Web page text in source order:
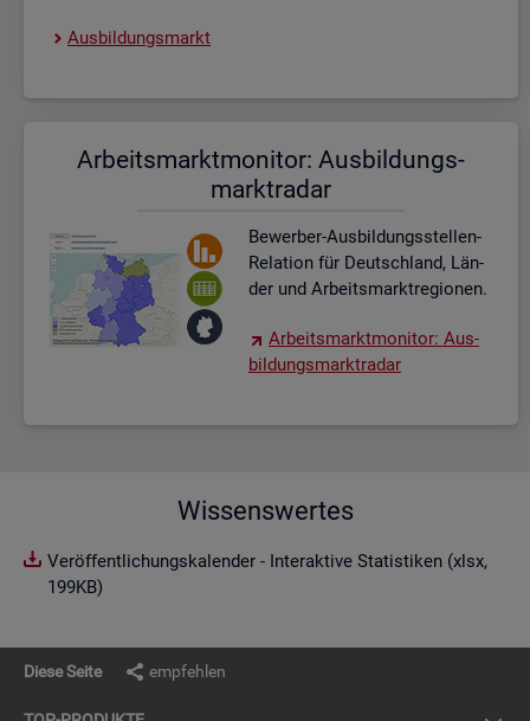
Aus­bil­dungs­markt
Ar­beits­markt­mo­ni­tor: Aus­bil­dungs­
markt­ra­dar
Be­wer­ber-Aus­bil­dungs­stel­len-
Re­la­ti­on für Deutsch­land, Län­
der und Ar­beits­markt­re­gio­nen.
Ar­beits­markt­mo­ni­tor: Aus­
bil­dungs­markt­ra­dar
Wissenswertes
Veröffentlichungskalender - Interaktive Statistiken (xlsx,
199KB)
Diese Seite empfehlen